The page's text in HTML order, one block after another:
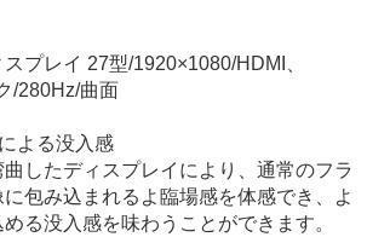
プレイ 27型/1920×1080/HDMI、
/280Hz/曲面
よる没入感
したディスプレイにより、通常のフラ
包み込まれるよ臨場感を体感でき、よ
る没入感を味わうことができます。